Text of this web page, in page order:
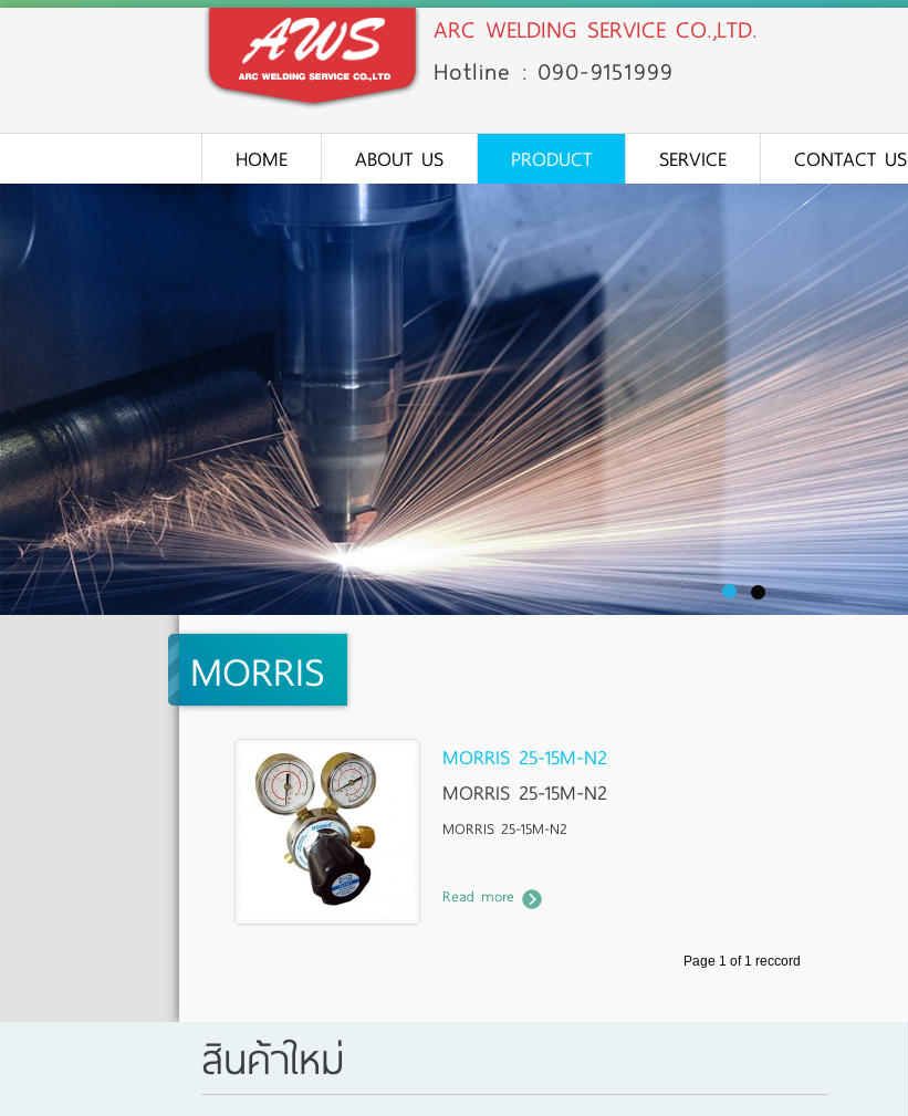
ARC WELDING SERVICE CO.,LTD.
Hotline : 090-9151999
HOME ABOUT US PRODUCT SERVICE CONTACT US
MORRIS
MORRIS 25-15M-N2
MORRIS 25-15M-N2
MORRIS 25-15M-N2
Read more
Page 1 of 1 reccord
สินค้าใหม่